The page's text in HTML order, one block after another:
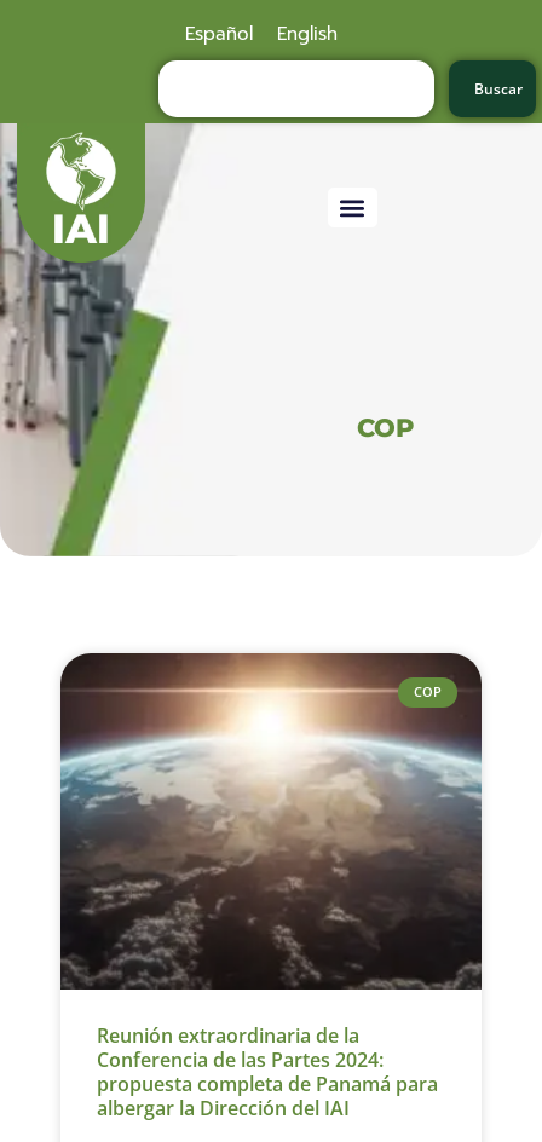
Español English
Buscar
COP
COP
Reunión extraordinaria de la
Conferencia de las Partes 2024:
propuesta completa de Panamá para
albergar la Dirección del IAI